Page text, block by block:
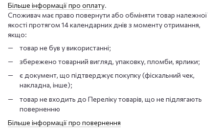
Більше інформації про оплату.
Споживач має право повернути або обміняти товар належної
якості протягом 14 календарних днів з моменту отримання,
якщо:
товар не був у використанні;
збережено товарний вигляд, упаковку, пломби, ярлики;
є документ, що підтверджує покупку (фіскальний чек,
накладна, інше);
товар не входить до Переліку товарів, що не підлягають
поверненню
Більше інформації про повернення